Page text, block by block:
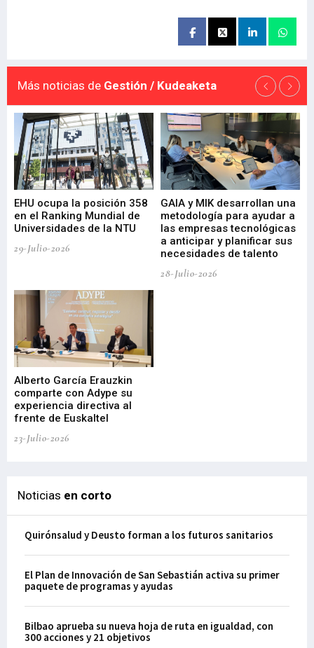
Más noticias de Gestión / Kudeaketa
EHU ocupa la posición 358
en el Ranking Mundial de
Universidades de la NTU
29-Julio-2026
GAIA y MIK desarrollan una
metodología para ayudar a
las empresas tecnológicas
a anticipar y planificar sus
necesidades de talento
28-Julio-2026
Alberto García Erauzkin
comparte con Adype su
experiencia directiva al
frente de Euskaltel
23-Julio-2026
Noticias en corto
Quirónsalud y Deusto forman a los futuros sanitarios
El Plan de Innovación de San Sebastián activa su primer
paquete de programas y ayudas
Bilbao aprueba su nueva hoja de ruta en igualdad, con
300 acciones y 21 objetivos